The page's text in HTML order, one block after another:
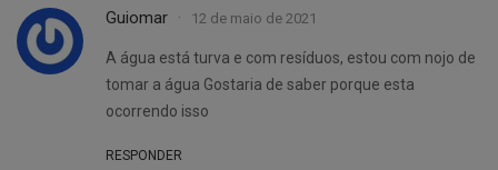
Guiomar 12 de maio de 2021
A água está turva e com resíduos, estou com nojo de
tomar a água Gostaria de saber porque esta
ocorrendo isso
RESPONDER